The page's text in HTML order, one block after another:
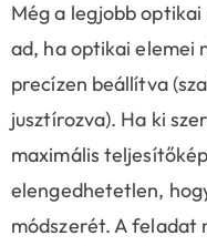
Még a legjobb
ad, ha optikai elemei
precízen beállítva
jusztírozva). Ha ki
maximális
elengedhetetlen,
módszerét. A feladat